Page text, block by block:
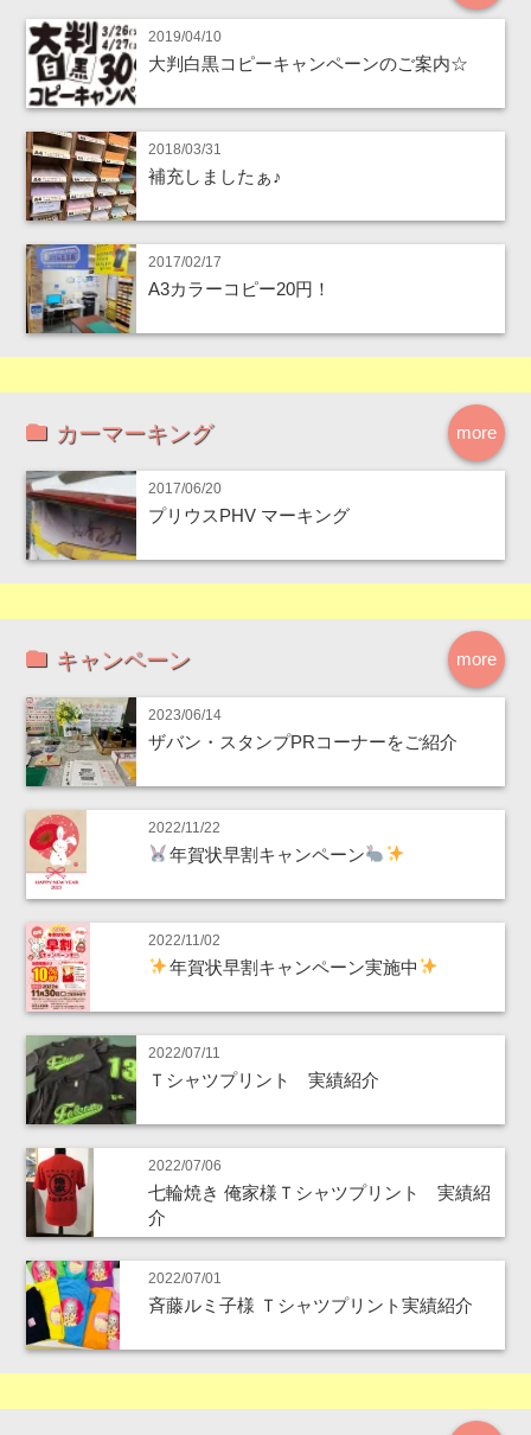
2019/04/10
大判白黒コピーキャンペーンのご案内☆
2018/03/31
補充しましたぁ♪
2017/02/17
A3カラーコピー20円！
more
カーマーキング
2017/06/20
プリウスPHV マーキング
more
キャンペーン
2023/06/14
ザバン・スタンプPRコーナーをご紹介
2022/11/22
年賀状早割キャンペーン
2022/11/02
年賀状早割キャンペーン実施中
2022/07/11
Ｔシャツプリント 実績紹介
2022/07/06
七輪焼き 俺家様Ｔシャツプリント 実績紹
介
2022/07/01
斉藤ルミ子様 Ｔシャツプリント実績紹介